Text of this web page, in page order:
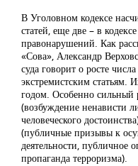
В Уголовном кодексе
статей, еще две – в
правонарушений. Как
«Сова», Александр
суда говорит о росте
экстремистским статьям.
годом. Особенно
(возбуждение ненависти
человеческого
(публичные призывы к
деятельности, публичное
пропаганда терроризма).